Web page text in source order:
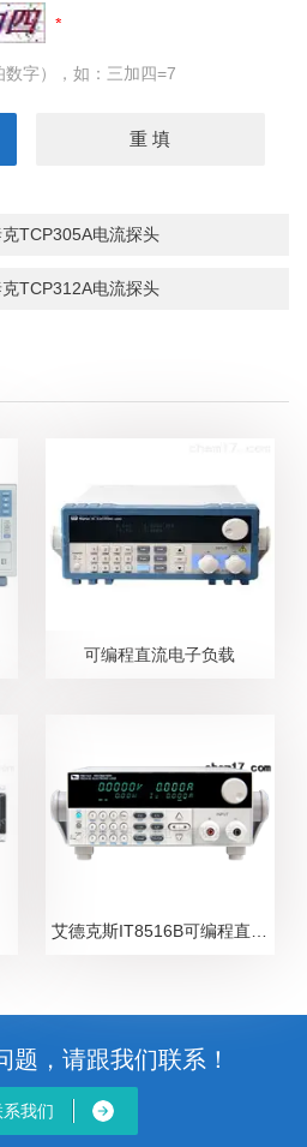
字），如：三加四=7
TCP305A电流探头
TCP312A电流探头
可编程直流电子负载
题，请跟我们联系！
系我们